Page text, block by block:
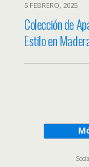
5 FEBRERO, 2025
Colección de
Estilo en